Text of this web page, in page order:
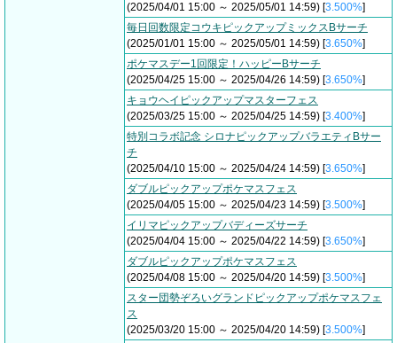
(2025/04/01 15:00 ～ 2025/05/01 14:59) [3.500%]
毎日回数限定コウキピックアップミックスBサーチ
(2025/01/01 15:00 ～ 2025/05/01 14:59) [3.650%]
ポケマスデー1回限定！ハッピーBサーチ
(2025/04/25 15:00 ～ 2025/04/26 14:59) [3.650%]
キョウヘイピックアップマスターフェス
(2025/03/25 15:00 ～ 2025/04/25 14:59) [3.400%]
特別コラボ記念 シロナピックアップバラエティBサー
チ
(2025/04/10 15:00 ～ 2025/04/24 14:59) [3.650%]
ダブルピックアップポケマスフェス
(2025/04/05 15:00 ～ 2025/04/23 14:59) [3.500%]
イリマピックアップバディーズサーチ
(2025/04/04 15:00 ～ 2025/04/22 14:59) [3.650%]
ダブルピックアップポケマスフェス
(2025/04/08 15:00 ～ 2025/04/20 14:59) [3.500%]
スター団勢ぞろいグランドピックアップポケマスフェ
ス
(2025/03/20 15:00 ～ 2025/04/20 14:59) [3.500%]